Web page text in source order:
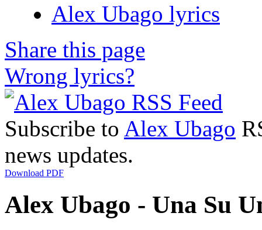
Alex Ubago lyrics
Share this page
Wrong lyrics?
Subscribe to Alex Ubago
news updates.
Download PDF
Alex Ubago - Una Su